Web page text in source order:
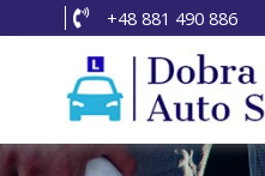
+48 881 490 886